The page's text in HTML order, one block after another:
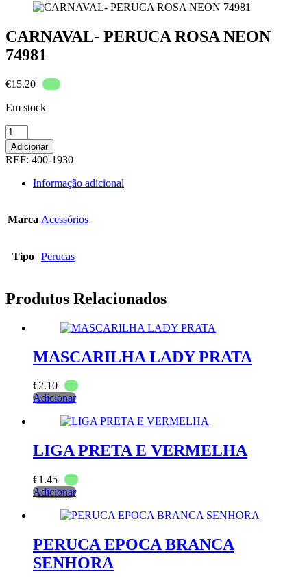
CARNAVAL- PERUCA ROSA NEON
74981
€15.20
Em stock
Quantidade
de
CARNAVAL-
PERUCA
ROSA
NEON
Adicionar
REF: 400-1930
Informação adicional
Marca Acessórios
Tipo Perucas
Produtos Relacionados
MASCARILHA LADY PRATA
€2.10
Adicionar
LIGA PRETA E VERMELHA
€1.45
Adicionar
PERUCA EPOCA BRANCA
SENHORA